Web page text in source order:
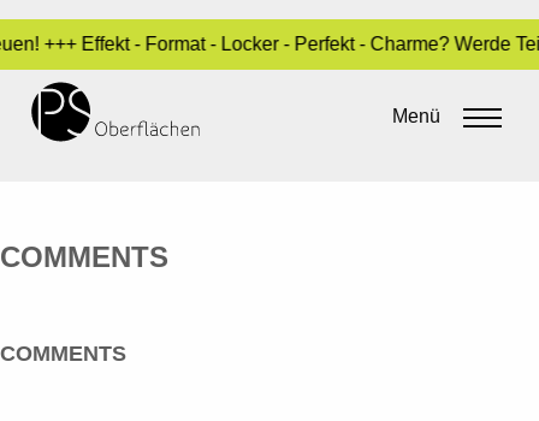
+++ Effekt - Format - Locker - Perfekt - Charme?
Menü
GRITTNER TEAM GMBH & CO. KG
Sara Dari•28. April 2020
COMMENTS
COMMENTS